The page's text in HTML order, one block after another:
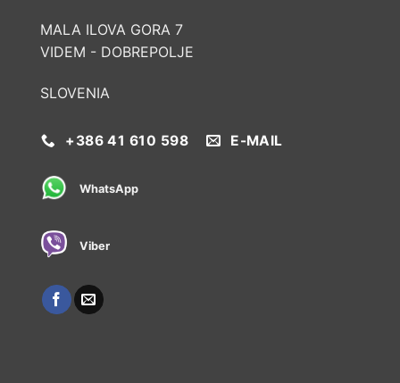
MALA ILOVA GORA 7
VIDEM - DOBREPOLJE
SLOVENIA
+386 41 610 598 E-MAIL
WhatsApp
Viber